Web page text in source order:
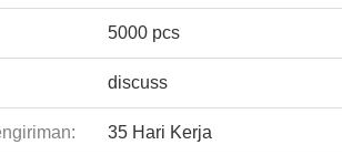
5000 pcs
discuss
35 Hari Kerja